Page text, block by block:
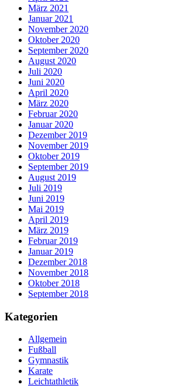
März 2021
Januar 2021
November 2020
Oktober 2020
September 2020
August 2020
Juli 2020
Juni 2020
April 2020
März 2020
Februar 2020
Januar 2020
Dezember 2019
November 2019
Oktober 2019
September 2019
August 2019
Juli 2019
Juni 2019
Mai 2019
April 2019
März 2019
Februar 2019
Januar 2019
Dezember 2018
November 2018
Oktober 2018
September 2018
Kategorien
Allgemein
Fußball
Gymnastik
Karate
Leichtathletik